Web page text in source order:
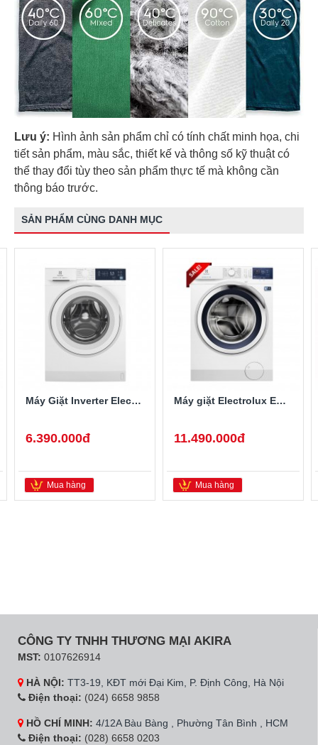
Lưu ý: Hình ảnh sản phẩm chỉ có tính chất minh họa, chi
tiết sản phẩm, màu sắc, thiết kế và thông số kỹ thuật có
thể thay đổi tùy theo sản phẩm thực tế mà không cần
thông báo trước.
SẢN PHẨM CÙNG DANH MỤC
Máy Giặt Inverter Electrolux 8 Kg EWF8024D3WB
6.390.000đ
Mua hàng
Máy giặt Electrolux EWF1024BDWA lồng ngang Inverter 10Kg
11.490.000đ
Mua hàng
CÔNG TY TNHH THƯƠNG MẠI AKIRA
MST: 0107626914
HÀ NỘI: TT3-19, KĐT mới Đại Kim, P. Định Công, Hà Nội
Điện thoại: (024) 6658 9858
HỒ CHÍ MINH: 4/12A Bàu Bàng , Phường Tân Bình , HCM
Điện thoại: (028) 6658 0203